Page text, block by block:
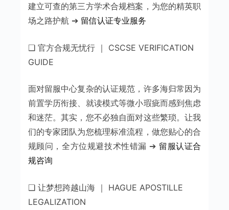
建立可查的第三方学术合规档案，为您的精英职
场之路护航 ➔ 留信认证专业服务
❑ 官方合规无忧行 ｜ CSCSE VERIFICATION
GUIDE
面对留服中心复杂的认证规范，许多海归常因为
前置学历衔接、就读模式等微小瑕疵而感到焦虑
和迷茫。其实，您不必独自面对这些繁琐。让我
们的专家团队为您梳理标准流程，做您贴心的合
规顾问，全方位规避技术性错漏 ➔ 留服认证合
规咨询
❑ 让梦想跨越山海 ｜ HAGUE APOSTILLE
LEGALIZATION